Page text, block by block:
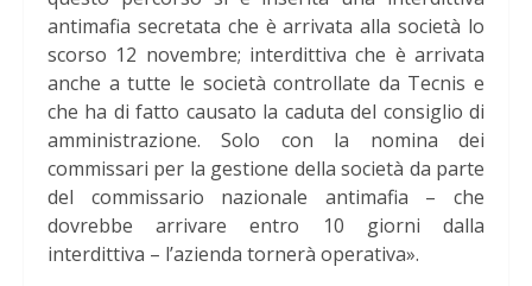
antimafia secretata che è arrivata alla società lo
scorso 12 novembre; interdittiva che è arrivata
anche a tutte le società controllate da Tecnis e
che ha di fatto causato la caduta del consiglio di
amministrazione. Solo con la nomina dei
commissari per la gestione della società da parte
del commissario nazionale antimafia – che
dovrebbe arrivare entro 10 giorni dalla
interdittiva – l’azienda tornerà operativa».